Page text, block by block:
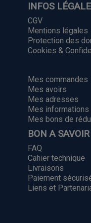
INFOS
CGV
Mentions légales
Protection des
Cookies &
Mes commandes
Mes avoirs
Mes adresses
Mes
Mes bons de
BON A SAVOIR
FAQ
Cahier technique
Livraisons
Paiement
Liens et